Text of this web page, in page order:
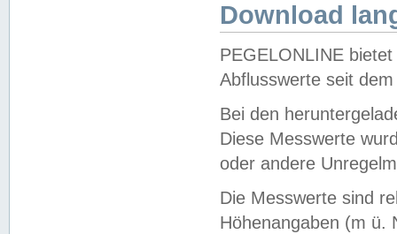
Download
PEGELONLINE
Abflusswerte seit
Bei den
Diese Messwerte
oder andere
Die Messwerte sind
Höhenangaben (m ü.